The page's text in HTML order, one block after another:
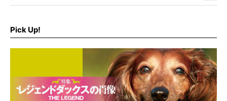
を点滴投与する治療により、歩けなかった子が投与37日で
Pick Up!